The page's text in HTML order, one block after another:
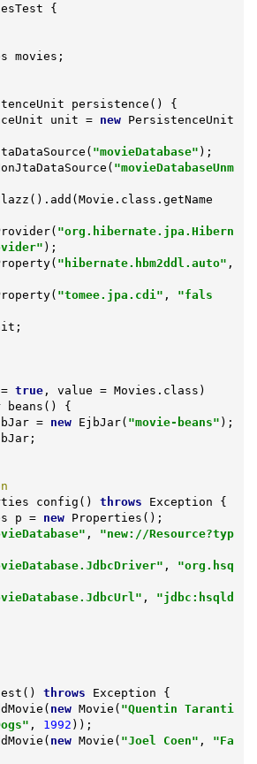
{
movies;
persistence ()
{
unit =
new PersistenceUnit
"movieDatabase" );
"movieDatabaseUnm
"org.hibernate.jpa.Hibern
);
"hibernate.hbm2ddl.auto"
"tomee.jpa.cdi" , "fals
true, value = Movies.class)
beans ()
{
ejbJar =
new EjbJar( "movie-beans" );
config () throws Exception {
p =
new Properties();
, "new://Resource?typ
, "org.hsq
, "jdbc:hsqld
() throws Exception {
new Movie( "Quentin Taranti
, 1992 ));
new Movie( "Joel Coen" , "Fa